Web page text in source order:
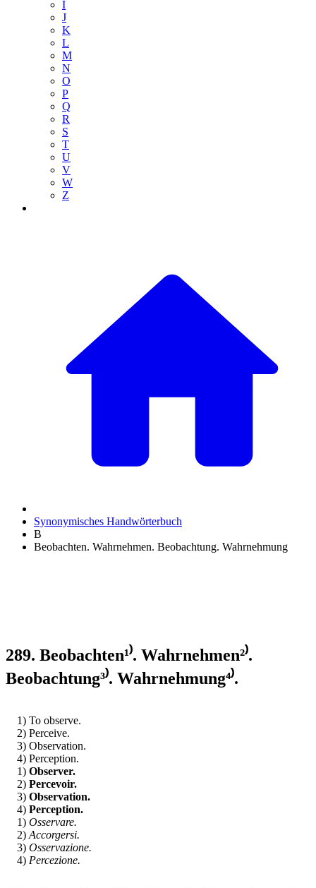
I
J
K
L
M
N
O
P
Q
R
S
T
U
V
W
Z
Synonymisches Handwörterbuch
B
Beobachten. Wahrnehmen. Beobachtung. Wahrnehmung
289. Beobachten¹⁾. Wahrnehmen²⁾.
Beobachtung³⁾. Wahrnehmung⁴⁾.
1) To observe.
2) Perceive.
3) Observation.
4) Perception.
1) Observer.
2) Percevoir.
3) Observation.
4) Perception.
1) Osservare.
2) Accorgersi.
3) Osservazione.
4) Percezione.